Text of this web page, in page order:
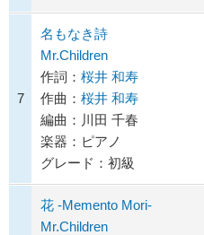
7
名もなき詩
Mr.Children
作詞： 桜井 和寿
作曲： 桜井 和寿
編曲：川田 千春
楽器：ピアノ
グレード：初級
花 -Memento Mori-
Mr.Children